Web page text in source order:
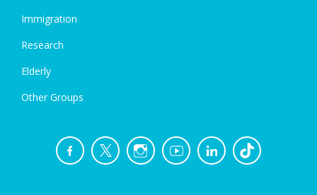
Immigration
Research
Elderly
Other Groups